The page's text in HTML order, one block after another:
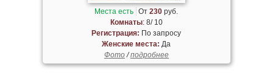
Места есть От230 руб.
Комнаты: 8/ 10
Регистрация: По запросу
Женские места: Да
Фото/подробнее